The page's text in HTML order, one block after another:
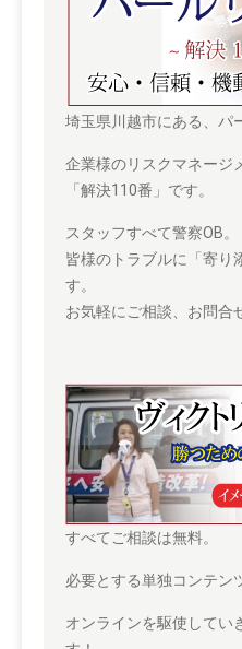
埼玉県川越市にある、パ
企業様のリスクマネージ
「解決110番」です。
スタッフすべて警察OB。
皆様のトラブルに「寄り
す。
お気軽にご相談、お問合
すべてご相談は無料。
必要とする単独コンテン
オンラインを駆使してい